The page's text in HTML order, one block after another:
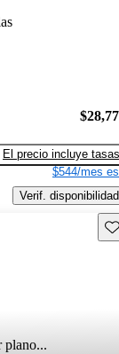
El precio incluye tasas
$544/mes
Verif. disponibilidad
plano...